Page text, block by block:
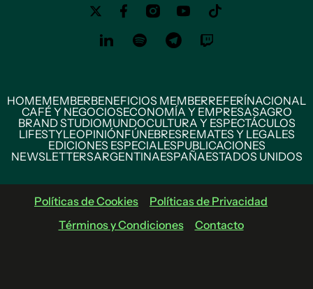
HOMEMEMBERBENEFICIOS MEMBERREFERÍNACIONAL
CAFÉ Y NEGOCIOSECONOMÍA Y EMPRESASAGRO
BRAND STUDIOMUNDOCULTURA Y ESPECTÁCULOS
LIFESTYLEOPINIÓNFÚNEBRESREMATES Y LEGALES
EDICIONES ESPECIALESPUBLICACIONES
NEWSLETTERSARGENTINAESPAÑAESTADOS UNIDOS
Políticas de Cookies
Políticas de Privacidad
Términos y Condiciones
Contacto